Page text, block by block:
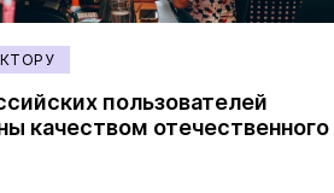
пользователей
качеством отечественного